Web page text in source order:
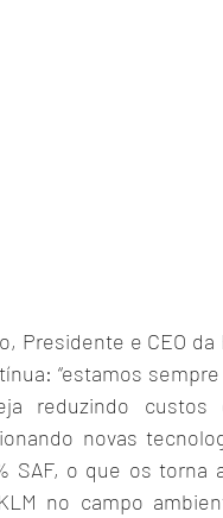
Presidente e CEO
“estamos
reduzindo custos
novas
SAF, o que os torna
no campo